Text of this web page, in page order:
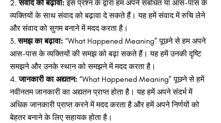
संवाद को बढ़ावा: इस प्रश्न के द्वारा हम अपने संबंधित या आस-पास के
व्यक्तियों के साथ संवाद को बढ़ावा दे सकते हैं। यह हमें संवाद में रुचि लेने
और संवाद को सुगम बनाने में मदद करता है।
समझ का बढ़ावा: “What Happened Meaning” पूछने से हम अपने
आस-पास के व्यक्तियों की समझ को बढ़ा सकते हैं। यह हमें उनकी दृष्टि
समझने और उनके स्थान को समझने में मदद करता है।
जानकारी का अद्यतन: “What Happened Meaning” पूछने से हमें
नवीनतम जानकारी का अद्यतन प्राप्त होता है। यह हमें अपने संदर्भ में
अधिक जानकारी प्राप्त करने में मदद करता है और हमें अपने निर्णयों को
बेहतर बनाने के लिए सहायक होता है।